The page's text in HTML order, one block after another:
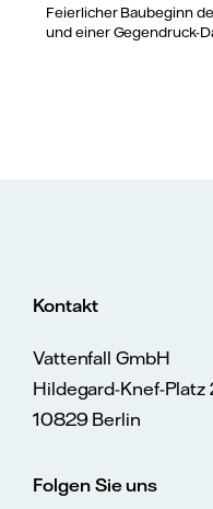
Feierlicher Baubeginn
und einer Gegendruck-
Kontakt
Vattenfall GmbH
Hildegard-Knef-Platz
10829 Berlin
Folgen Sie uns